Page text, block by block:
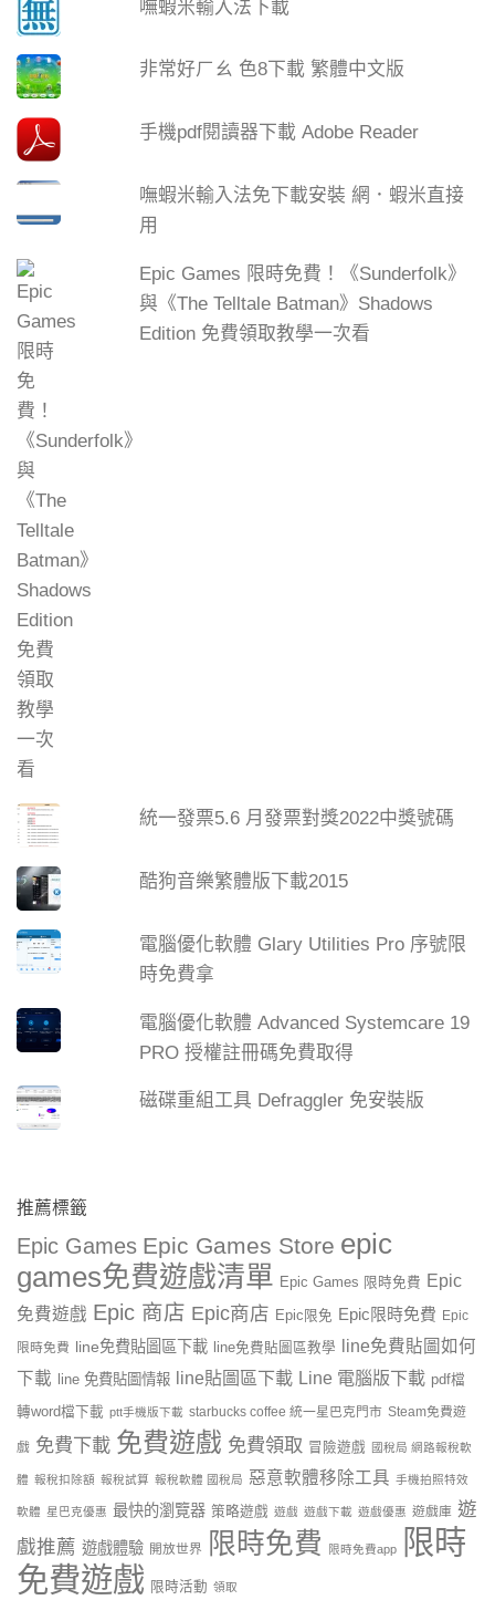
嘸蝦米輸入法下載
非常好ㄏㄠ 色8下載 繁體中文版
手機pdf閱讀器下載 Adobe Reader
嘸蝦米輸入法免下載安裝 網．蝦米直接
用
Epic Games 限時免費！《Sunderfolk》
與《The Telltale Batman》Shadows
Edition 免費領取教學一次看
統一發票5.6 月發票對獎2022中獎號碼
酷狗音樂繁體版下載2015
電腦優化軟體 Glary Utilities Pro 序號限
時免費拿
電腦優化軟體 Advanced Systemcare 19
PRO 授權註冊碼免費取得
磁碟重組工具 Defraggler 免安裝版
推薦標籤
Epic Games Epic Games Store epic
games免費遊戲清單 Epic Games 限時免費 Epic
免費遊戲 Epic 商店 Epic商店 Epic限免 Epic限時免費 Epic
限時免費 line免費貼圖區下載 line免費貼圖區教學
line免費貼圖如何
下載
line 免費貼圖情報 line貼圖區下載 Line 電腦版下載 pdf檔
轉word檔下載 ptt手機版下載 starbucks coffee 統一星巴克門市 Steam免費遊
戲 免費下載 免費遊戲 免費領取 冒險遊戲 國稅局 網路報稅軟
體 報稅扣除額 報稅試算 報稅軟體 國稅局 惡意軟體移除工具 手機拍照特效
軟體 星巴克優惠 最快的瀏覽器 策略遊戲 遊戲 遊戲下載 遊戲優惠 遊戲庫 遊
戲推薦 遊戲體驗 開放世界 限時免費 限時免費app
限時
免費遊戲 限時活動 領取